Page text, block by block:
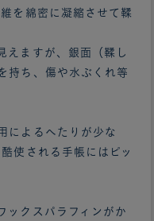
を綿密に凝縮させて鞣
えますが、銀面（鞣し
持ち、傷や水ぶくれ等
によるへたりが少な
使される手帳にはピッ
ックスパラフィンがか